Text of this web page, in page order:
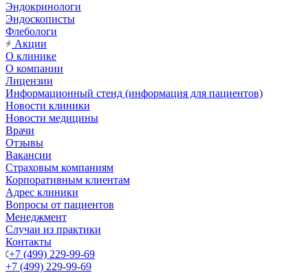
Эндокринологи
Эндоскописты
Флебологи
Акции
О клинике
О компании
Лицензии
Информационный стенд (информация для пациентов)
Новости клиники
Новости медицины
Врачи
Отзывы
Вакансии
Страховым компаниям
Корпоративным клиентам
Адрес клиники
Вопросы от пациентов
Менеджмент
Случаи из практики
Контакты
+7 (499) 229-99-69
+7 (499) 229-99-69